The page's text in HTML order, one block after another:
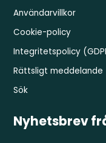
Användarvillkor
Cookie-policy
Integritetspolicy
Rättsligt meddelande
Sök
Nyhetsbrev